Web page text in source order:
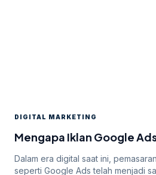
DIGITAL MARKETING
Mengapa Iklan Google
Dalam era digital saat ini,
seperti Google Ads telah menjadi